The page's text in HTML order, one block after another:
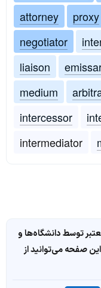
attorney
proxy
negotiator
liaison
medium
intercessor
intermediator
توسط دانشگاه‌ها و
صفحه می‌توانید از